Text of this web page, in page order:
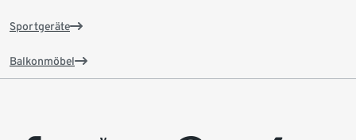
Sportgeräte
Balkonmöbel